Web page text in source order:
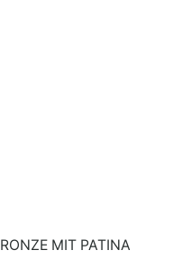
MIT PATINA